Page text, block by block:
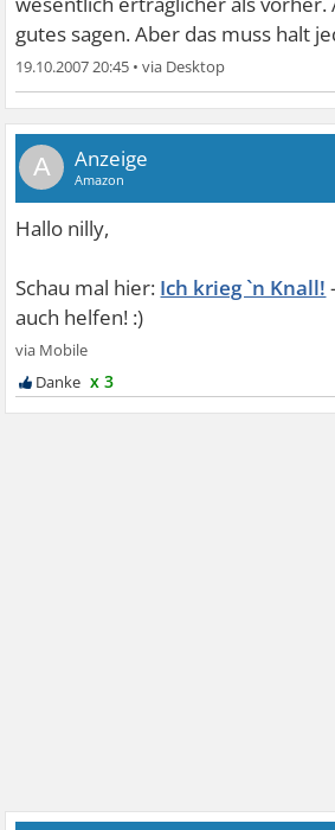
gutes sagen. Aber das muss halt
19.10.2007 20:45 •
A
Ich krieg `n Knall!
x 3